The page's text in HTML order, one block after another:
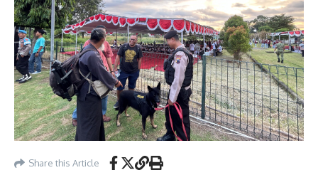
Share this Article